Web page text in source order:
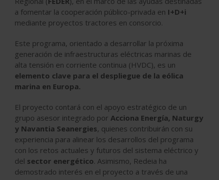
a fomentar la cooperación público-privada en I+D+i
mediante proyectos tractores en consorcio.
Este programa, orientado a desarrollar la próxima
generación de infraestructuras eléctricas marinas de
alta tensión en corriente continua (HVDC), es un
elemento clave para el despliegue de la eólica
marina en Europa.
El proyecto contará con el apoyo estratégico de un
grupo asesor integrado por Acciona Energía, Naturgy
y Navantia Seanergies, quienes contribuirán con su
experiencia para alinear los desarrollos del programa
con los retos actuales y futuros del sistema eléctrico y
del sector energético. Asimismo, Redeia ha
demostrado interés en el proyecto a través de una